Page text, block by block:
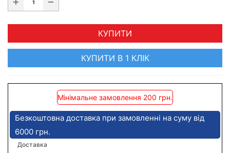
КУПИТИ
КУПИТИ В 1 КЛІК
Мінімальне замовлення 200 грн.
Безкоштовна доставка при замовленні на суму від
6000 грн.
Доставка